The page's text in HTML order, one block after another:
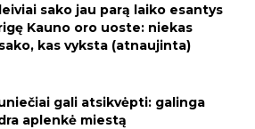
sako jau parą laiko esantys
Kauno oro uoste: niekas
kas vyksta (atnaujinta)
gali atsikvėpti: galinga
aplenkė miestą